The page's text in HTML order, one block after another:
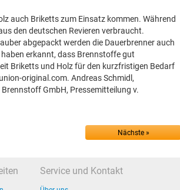
auch Briketts zum Einsatz kommen. Während
den deutschen Revieren verbraucht.
abgepackt werden die Dauerbrenner auch
erkannt, dass Brennstoffe gut
Briketts und Holz für den kurzfristigen Bedarf
original.com. Andreas Schmidl,
GmbH, Pressemitteilung v.
Nächste »
Service und Kontakt